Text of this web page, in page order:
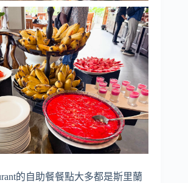
的自助餐餐點大多都是斯里蘭